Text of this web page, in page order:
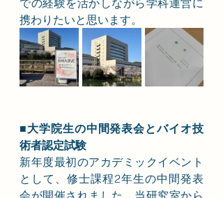
での経験を活かしながら学科運営に
携わりたいと思います。
■大学院生の中間発表会とバイオ技
術者認定試験
新年度最初のアカデミックイベント
として、修士課程2年生の中間発表
会が開催されました。当研究室から